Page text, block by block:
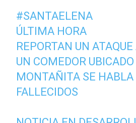
#SANTAELENA
ÚLTIMA HORA
REPORTAN UN
UN COMEDOR UBICADO
MONTAÑITA SE HABLA
FALLECIDOS